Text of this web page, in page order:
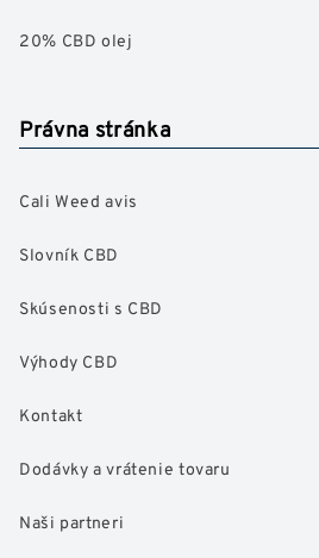
20% CBD olej
Právna stránka
Cali Weed avis
Slovník CBD
Skúsenosti s CBD
Výhody CBD
Kontakt
Dodávky a vrátenie tovaru
Naši partneri